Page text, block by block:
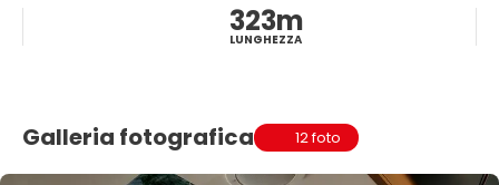
323m
LUNGHEZZA
Galleria fotografica 12 foto